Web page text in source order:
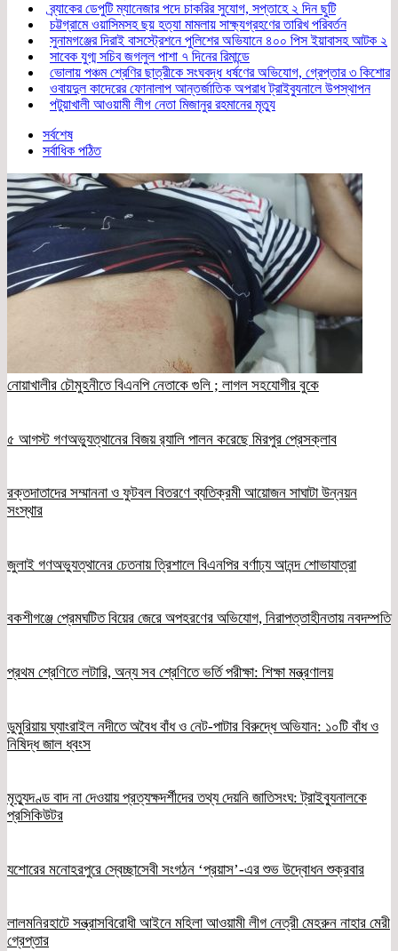
ব্র্যাকের ডেপুটি ম্যানেজার পদে চাকরির সুযোগ, সপ্তাহে ২ দিন ছুটি
চট্টগ্রামে ওয়াসিমসহ ছয় হত্যা মামলায় সাক্ষ্যগ্রহণের তারিখ পরিবর্তন
সুনামগঞ্জের দিরাই বাসস্ট্রেশনে পুলিশের অভিযানে ৪০০ পিস ইয়াবাসহ আটক ২
সাবেক যুগ্ম সচিব জগলুল পাশা ৭ দিনের রিমান্ডে
ভোলায় পঞ্চম শ্রেণির ছাত্রীকে সংঘবদ্ধ ধর্ষণের অভিযোগ, গ্রেপ্তার ৩ কিশোর
ওবায়দুল কাদেরের ফোনালাপ আন্তর্জাতিক অপরাধ ট্রাইব্যুনালে উপস্থাপন
পটুয়াখালী আওয়ামী লীগ নেতা মিজানুর রহমানের মৃত্যু
সর্বশেষ
সর্বাধিক পঠিত
নোয়াখালীর চৌমুহনীতে বিএনপি নেতাকে গুলি ; লাগল সহযোগীর বুকে
৫ আগস্ট গণঅভ্যুত্থানের বিজয় র‍্যালি পালন করেছে মিরপুর প্রেসক্লাব
রক্তদাতাদের সম্মাননা ও ফুটবল বিতরণে ব্যতিক্রমী আয়োজন সাঘাটা উন্নয়ন
সংস্থার
জুলাই গণঅভ্যুত্থানের চেতনায় ত্রিশালে বিএনপির বর্ণাঢ্য আনন্দ শোভাযাত্রা
বকশীগঞ্জে প্রেমঘটিত বিয়ের জেরে অপহরণের অভিযোগ, নিরাপত্তাহীনতায় নবদম্পতি
প্রথম শ্রেণিতে লটারি, অন্য সব শ্রেণিতে ভর্তি পরীক্ষা: শিক্ষা মন্ত্রণালয়
ডুমুরিয়ায় ঘ্যাংরাইল নদীতে অবৈধ বাঁধ ও নেট-পাটার বিরুদ্ধে অভিযান: ১০টি বাঁধ ও
নিষিদ্ধ জাল ধ্বংস
মৃত্যুদণ্ড বাদ না দেওয়ায় প্রত্যক্ষদর্শীদের তথ্য দেয়নি জাতিসংঘ: ট্রাইব্যুনালকে
প্রসিকিউটর
যশোরের মনোহরপুরে স্বেচ্ছাসেবী সংগঠন ‘প্রয়াস’-এর শুভ উদ্বোধন শুক্রবার
লালমনিরহাটে সন্ত্রাসবিরোধী আইনে মহিলা আওয়ামী লীগ নেত্রী মেহরুন নাহার মেরী
গ্রেপ্তার